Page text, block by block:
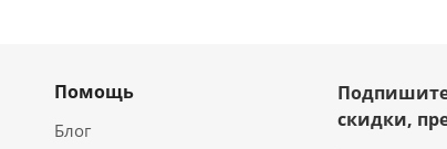
Помощь
Блог
скидки,